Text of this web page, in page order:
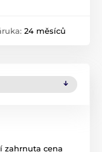
24 měsíců
zahrnuta cena